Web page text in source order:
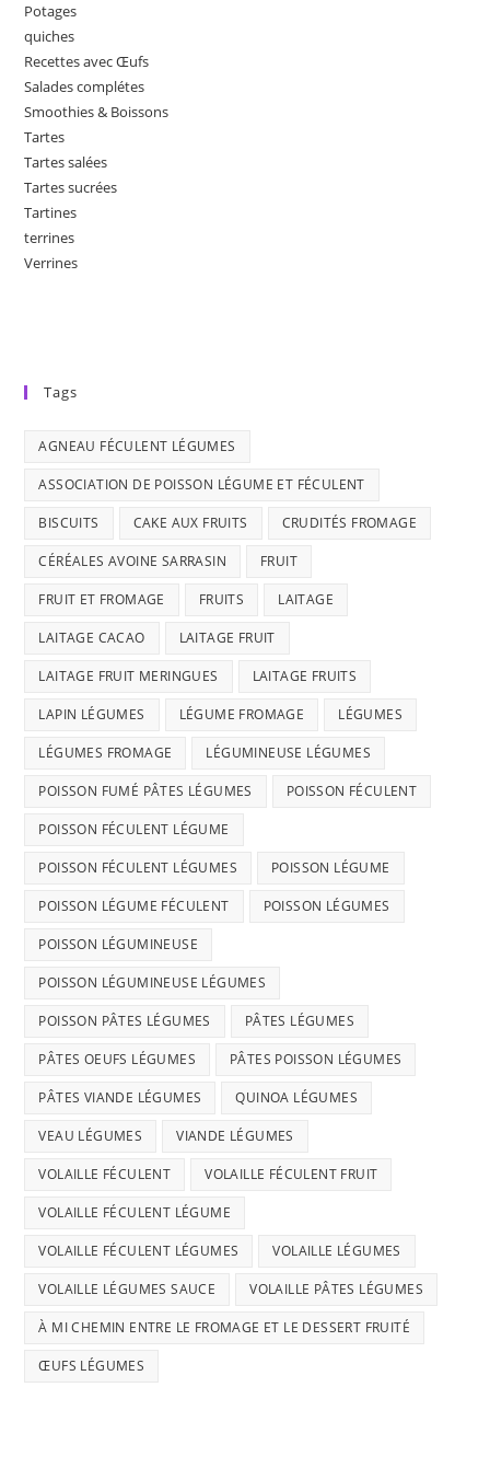
Potages
quiches
Recettes avec Œufs
Salades complétes
Smoothies & Boissons
Tartes
Tartes salées
Tartes sucrées
Tartines
terrines
Verrines
Tags
AGNEAU FÉCULENT LÉGUMES
ASSOCIATION DE POISSON LÉGUME ET FÉCULENT
BISCUITS CAKE AUX FRUITS CRUDITÉS FROMAGE
CÉRÉALES AVOINE SARRASIN FRUIT
FRUIT ET FROMAGE FRUITS LAITAGE
LAITAGE CACAO LAITAGE FRUIT
LAITAGE FRUIT MERINGUES LAITAGE FRUITS
LAPIN LÉGUMES LÉGUME FROMAGE LÉGUMES
LÉGUMES FROMAGE LÉGUMINEUSE LÉGUMES
POISSON FUMÉ PÂTES LÉGUMES POISSON FÉCULENT
POISSON FÉCULENT LÉGUME
POISSON FÉCULENT LÉGUMES POISSON LÉGUME
POISSON LÉGUME FÉCULENT POISSON LÉGUMES
POISSON LÉGUMINEUSE
POISSON LÉGUMINEUSE LÉGUMES
POISSON PÂTES LÉGUMES PÂTES LÉGUMES
PÂTES OEUFS LÉGUMES PÂTES POISSON LÉGUMES
PÂTES VIANDE LÉGUMES QUINOA LÉGUMES
VEAU LÉGUMES VIANDE LÉGUMES
VOLAILLE FÉCULENT VOLAILLE FÉCULENT FRUIT
VOLAILLE FÉCULENT LÉGUME
VOLAILLE FÉCULENT LÉGUMES VOLAILLE LÉGUMES
VOLAILLE LÉGUMES SAUCE VOLAILLE PÂTES LÉGUMES
À MI CHEMIN ENTRE LE FROMAGE ET LE DESSERT FRUITÉ
ŒUFS LÉGUMES